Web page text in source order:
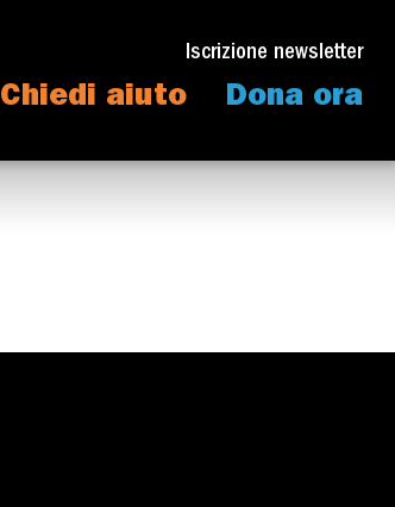
Iscrizione newsletter
Chiedi aiuto Dona ora